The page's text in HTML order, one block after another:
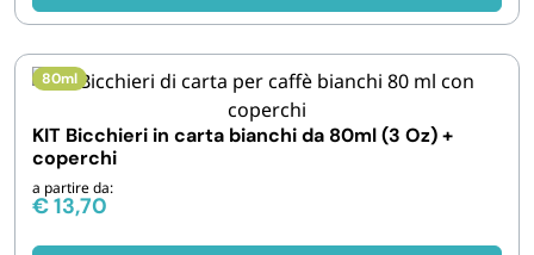
80ml
KIT Bicchieri in carta bianchi da 80ml (3 Oz) +
coperchi
a partire da:
€13,70